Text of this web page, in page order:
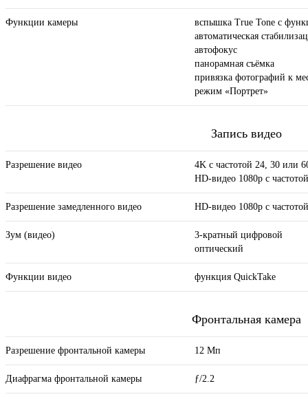
Функции камеры
вспышка True Tone с
автоматическая
автофокус
панорамная съёмка
привязка фотографий к
режим «Портрет»
Запись видео
Разрешение видео
4K с частотой 24, 30 или
HD-видео 1080p с
Разрешение замедленного видео HD-видео 1080р c
Зум (видео)
3-кратный цифровой
оптический
Функции видео функция QuickTake
Фронтальная камера
Разрешение фронтальной камеры 12 Мп
Диафрагма фронтальной камеры ƒ/2.2